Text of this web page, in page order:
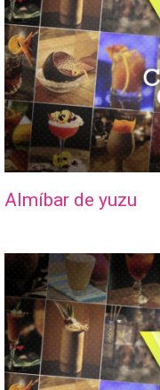
Almíbar de yuzu